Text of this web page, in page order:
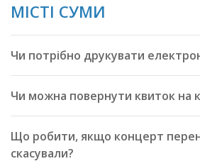
МІСТІ СУМИ
Чи потрібно друкувати
Чи можна повернути квиток на
Що робити, якщо концерт
скасували?